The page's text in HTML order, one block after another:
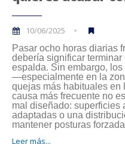
10/06/2025
Pasar ocho horas diarias
debería significar
espalda. Sin embargo,
—especialmente en la
quejas más habituales en
causa más frecuente no
mal diseñado: superficies
adaptadas o una
mantener posturas
Leer más...